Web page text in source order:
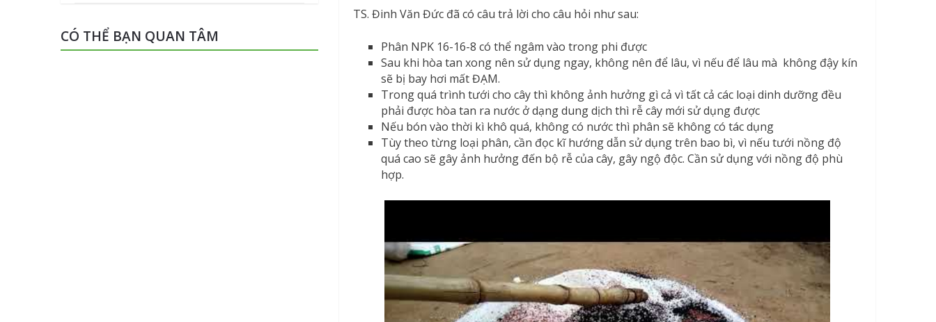
TS. Đinh Văn Đức đã có câu trả lời cho câu hỏi như sau:
Phân NPK 16-16-8 có thể ngâm vào trong phi được
Sau khi hòa tan xong nên sử dụng ngay, không nên để lâu, vì nếu để lâu mà không đậy kín
sẽ bị bay hơi mất ĐẠM.
Trong quá trình tưới cho cây thì không ảnh hưởng gì cả vì tất cả các loại dinh dưỡng đều
phải được hòa tan ra nước ở dạng dung dịch thì rễ cây mới sử dụng được
Nếu bón vào thời kì khô quá, không có nước thì phân sẽ không có tác dụng
Tùy theo từng loại phân, cần đọc kĩ hướng dẫn sử dụng trên bao bì, vì nếu tưới nồng độ
quá cao sẽ gây ảnh hưởng đến bộ rễ của cây, gây ngộ độc. Cần sử dụng với nồng độ phù
hợp.
CÓ THỂ BẠN QUAN TÂM